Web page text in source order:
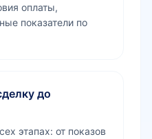
оплаты,
показатели по
до
этапах: от показов